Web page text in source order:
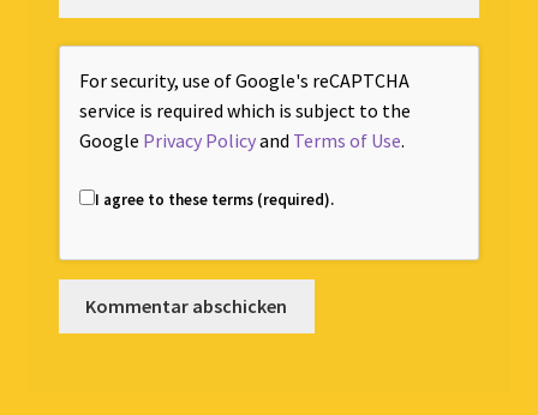
For security, use of Google's reCAPTCHA
service is required which is subject to the
Google Privacy Policyand Terms of Use.
I agree to these terms (required).